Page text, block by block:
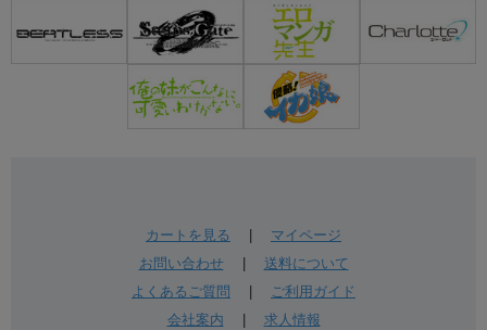
カートを見る
マイページ
お問い合わせ| 送料について
よくあるご質問
ご利用ガイド
会社案内
求人情報